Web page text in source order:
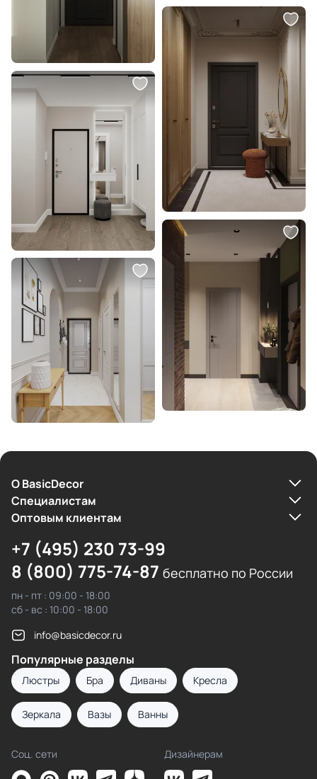
О BasicDecor
Cпециалистам
Оптовым клиентам
+7 (495) 230 73-99
8 (800) 775-74-87 бесплатно по России
пн - пт : 09:00 - 18:00
сб - вс : 10:00 - 18:00
info@basicdecor.ru
Популярные разделы
Люстры Бра Диваны Кресла
Зеркала Вазы Ванны
Соц. сети Дизайнерам